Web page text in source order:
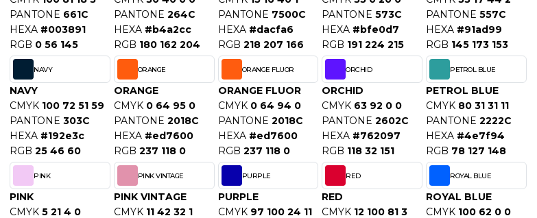
PANTONE 661C
HEXA #003891
RGB 0 56 145
PANTONE 264C
HEXA #b4a2cc
RGB 180 162 204
PANTONE 7500C
HEXA #dacfa6
RGB 218 207 166
PANTONE 573C
HEXA #bfe0d7
RGB 191 224 215
PANTONE 557C
HEXA #91ad99
RGB 145 173 153
NAVY
NAVY
CMYK 100 72 51 59
PANTONE 303C
HEXA #192e3c
RGB 25 46 60
ORANGE
ORANGE
CMYK 0 64 95 0
PANTONE 2018C
HEXA #ed7600
RGB 237 118 0
ORANGE FLUOR
ORANGE FLUOR
CMYK 0 64 94 0
PANTONE 2018C
HEXA #ed7600
RGB 237 118 0
ORCHID
ORCHID
CMYK 63 92 0 0
PANTONE 2602C
HEXA #762097
RGB 118 32 151
PETROL BLUE
PETROL BLUE
CMYK 80 31 31 11
PANTONE 2222C
HEXA #4e7f94
RGB 78 127 148
PINK
PINK
CMYK 5 21 4 0
PINK VINTAGE
PINK VINTAGE
CMYK 11 42 32 1
PURPLE
PURPLE
CMYK 97 100 24 11
RED
RED
CMYK 12 100 81 3
ROYAL BLUE
ROYAL BLUE
CMYK 100 62 0 0